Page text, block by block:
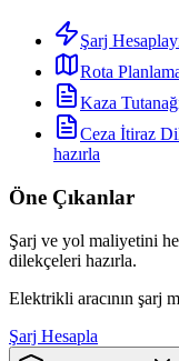
Şarj
Rota
Kaza
Ceza İtiraz
hazırla
Öne Çıkanlar
Şarj ve yol maliyetini
dilekçeleri hazırla.
Elektrikli aracının şarj
Şarj Hesapla